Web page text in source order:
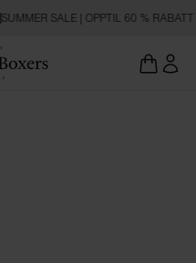
SUMMER SALE | OPPTIL 60 % RABATT